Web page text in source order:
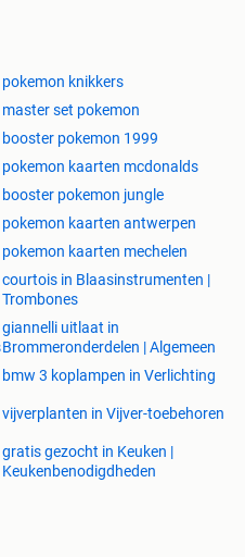
pokemon knikkers
master set pokemon
booster pokemon 1999
pokemon kaarten mcdonalds
booster pokemon jungle
pokemon kaarten antwerpen
pokemon kaarten mechelen
courtois in Blaasinstrumenten |
Trombones
giannelli uitlaat in
Brommeronderdelen | Algemeen
bmw 3 koplampen in Verlichting
vijverplanten in Vijver-toebehoren
gratis gezocht in Keuken |
Keukenbenodigdheden